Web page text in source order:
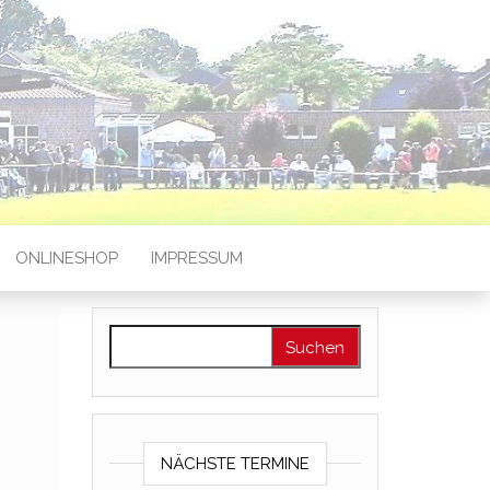
ONLINESHOP IMPRESSUM
NÄCHSTE TERMINE